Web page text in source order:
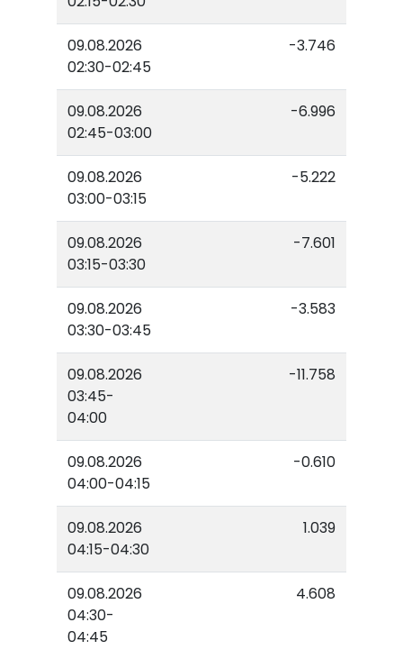
09.08.2026
02:30-02:45
-3.746
09.08.2026
02:45-03:00
-6.996
09.08.2026
03:00-03:15
-5.222
09.08.2026
03:15-03:30
-7.601
09.08.2026
03:30-03:45
-3.583
09.08.2026
03:45-
04:00
-11.758
09.08.2026
04:00-04:15
-0.610
09.08.2026
04:15-04:30
1.039
09.08.2026
04:30-
04:45
4.608